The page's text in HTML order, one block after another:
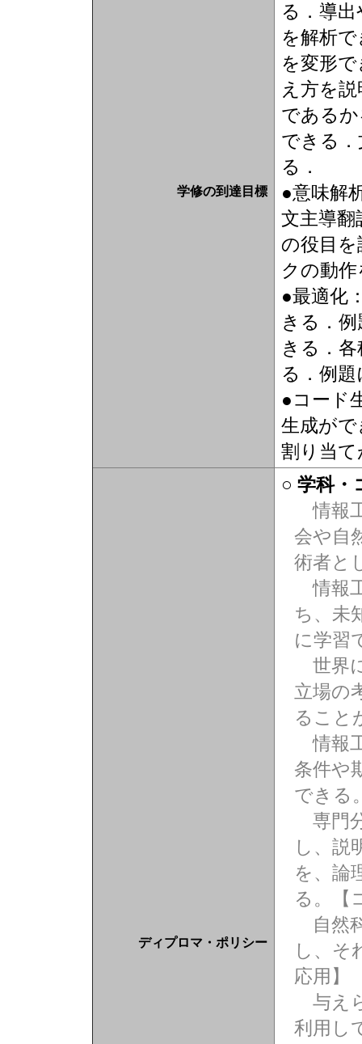
学修の到達目標
る．導
を解析
を変形
え方を
である
できる
る．
●意味解
文主導翻
の役目
クの動
●最適化
きる．
きる．
る．例
●コード
生成が
割り当
ディプロマ・ポリシー
○ 学科・
情報
会や自
術者と
情報
ち、未
に学習
世界
立場の
ること
情報
条件や
できる
専門
し、説
を、論
る。【
自然
し、そ
応用】
与え
利用し